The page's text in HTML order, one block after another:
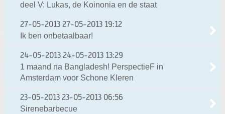
deel V: Lukas, de Koinonia en de staat
27-05-2013 27-05-2013 19:12
Ik ben onbetaalbaar!
24-05-2013 24-05-2013 13:29
1 maand na Bangladesh! PerspectieF in
Amsterdam voor Schone Kleren
23-05-2013 23-05-2013 06:56
Sirenebarbecue